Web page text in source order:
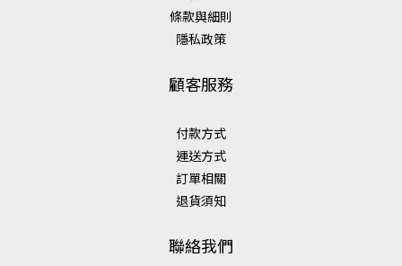
條款與細則
隱私政策
顧客服務
付款方式
運送方式
訂單相關
退貨須知
聯絡我們